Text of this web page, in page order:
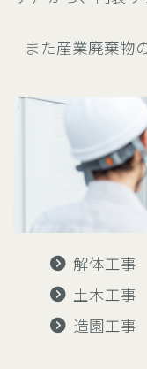
また産業廃棄物
解体工事
土木工事
造園工事